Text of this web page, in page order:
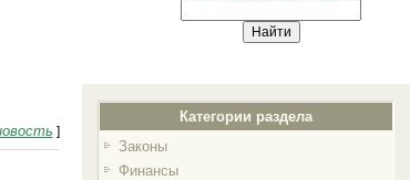
Категории раздела
Законы
Финансы
]